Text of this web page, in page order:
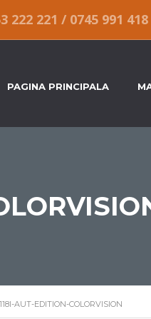
222 221 / 0745 991 418
PAGINA PRINCIPALA
AUT-EDITION-COLORVISION